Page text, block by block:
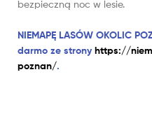
bezpieczną noc w lesie.
NIEMAPĘ LASÓW OKOLIC
darmo ze stronyhttps://
poznan/.